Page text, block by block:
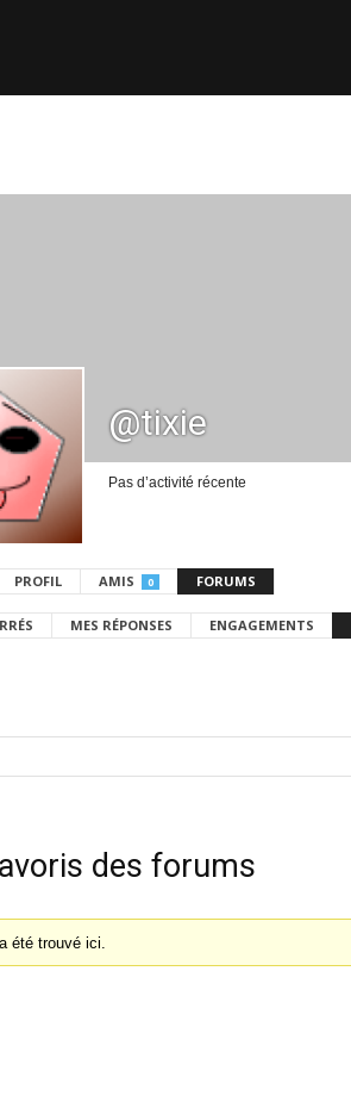
@tixie
Pas d’activité récente
PROFIL AMIS 0 FORUMS
MES RÉPONSES ENGAGEMENTS
des forums
été trouvé ici.